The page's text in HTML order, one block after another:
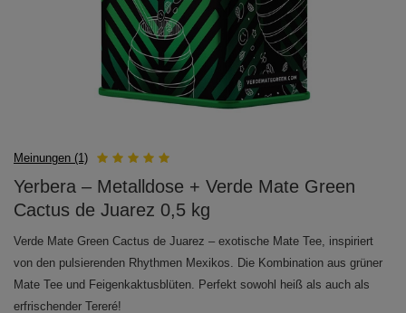
Meinungen (1)
Yerbera – Metalldose + Verde Mate Green
Cactus de Juarez 0,5 kg
Verde Mate Green Cactus de Juarez – exotische Mate Tee, inspiriert
von den pulsierenden Rhythmen Mexikos. Die Kombination aus grüner
Mate Tee und Feigenkaktusblüten. Perfekt sowohl heiß als auch als
erfrischender Tereré!